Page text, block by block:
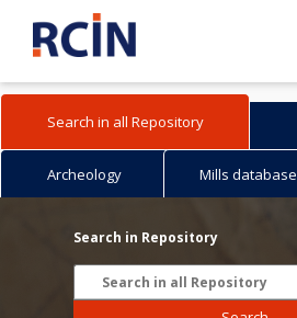
Search in all Repository
Archeology Mills database
Search in Repository